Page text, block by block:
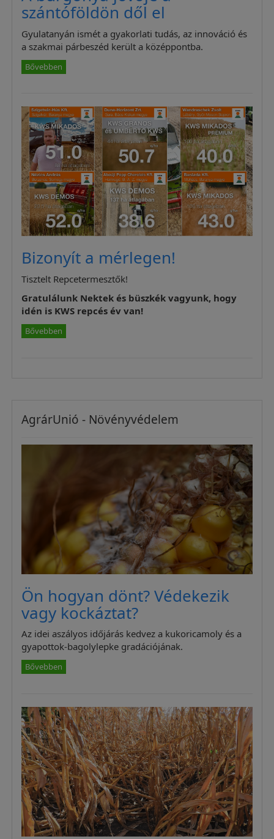
szántóföldön dől el
Gyulatanyán ismét a gyakorlati tudás, az innováció és
a szakmai párbeszéd került a középpontba.
Bővebben
Bizonyít a mérlegen!
Tisztelt Repcetermesztők!
Gratulálunk Nektek és büszkék vagyunk, hogy
idén is KWS repcés év van!
Bővebben
AgrárUnió - Növényvédelem
Ön hogyan dönt? Védekezik
vagy kockáztat?
Az idei aszályos időjárás kedvez a kukoricamoly és a
gyapottok-bagolylepke gradációjának.
Bővebben